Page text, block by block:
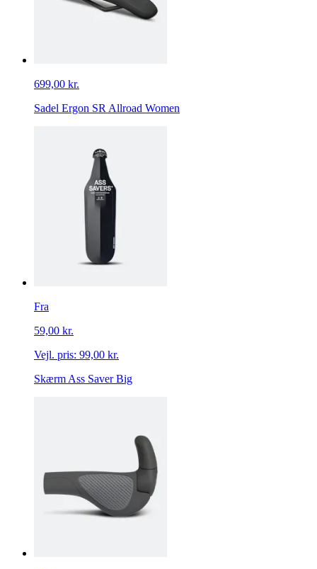
699,00 kr.
Sadel Ergon SR Allroad Women
Fra
59,00 kr.
Vejl. pris: 99,00 kr.
Skærm Ass Saver Big